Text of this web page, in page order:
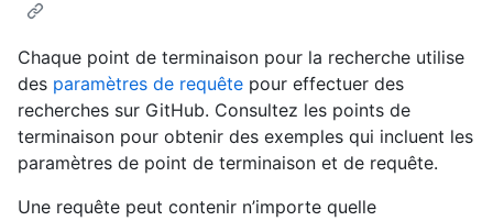
Chaque point de terminaison pour la recherche utilise
des paramètres de requête pour effectuer des
recherches sur GitHub. Consultez les points de
terminaison pour obtenir des exemples qui incluent les
paramètres de point de terminaison et de requête.
Une requête peut contenir n’importe quelle